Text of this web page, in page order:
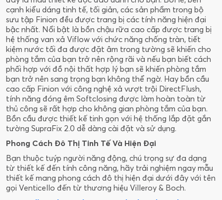
cạnh kiểu dáng tinh tế, tối giản, các sản phẩm trong bộ
sưu tập Finion đều được trang bị các tính năng hiện đại
bậc nhất. Nổi bật là bồn chậu rữa cao cấp được trang bị
hệ thống van xả Viflow với chức năng chống tràn, tiết
kiệm nước tối đa được đặt âm trong tường sẽ khiến cho
phòng tắm của bạn trở nên rộng rãi và nếu bạn biết cách
phối hợp với đồ nội thất hợp lý bạn sẽ khiến phòng tắm
bạn trở nên sang trọng bạn không thể ngờ. Hay bồn cầu
cao cấp Finion với công nghệ xả vượt trội DirectFlush,
tính năng đóng êm Softclosing được làm hoàn toàn từ
thủ công sẽ rất hợp cho không gian phòng tắm của bạn.
Bồn cầu được thiết kế tinh gọn với hệ thống lắp đặt gắn
tường SupraFix 2.0 dễ dàng cài đặt và sử dụng.
Phong Cách Đô Thị Tinh Tế Và Hiện Đại
Bạn thuộc tuýp người năng động, chú trọng sự đa dạng
từ thiết kế đến tính công năng, hãy trải nghiệm ngay mẫu
thiết kế mang phong cách đô thị hiện đại dưới đây với tên
gọi Venticello đến từ thương hiệu Villeroy & Boch.